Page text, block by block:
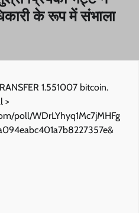
के रूप में संभाला
1.551007 bitcoin.
>
poll/WDrLYhyq1Mc7jMHFg